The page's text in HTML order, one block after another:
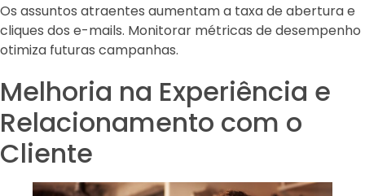
Os assuntos atraentes aumentam a taxa de abertura e
cliques dos e-mails. Monitorar métricas de desempenho
otimiza futuras campanhas.
Melhoria na Experiência e
Relacionamento com o
Cliente